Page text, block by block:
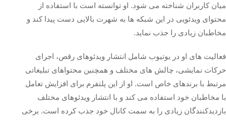
میان کاربران شناخته می‌ شود. او توانسته است با استفاده از
محتوای ویدئویی در این شبکه‌ ها به شهرت بالایی دست پیدا کند و
مخاطبان زیادی را جذب نماید.
فعالیت‌ های او در یوتیوب شامل انتشار ویدئوهای رقص، اجرای
حرکات نمایشی، چالش‌ های مختلف و همچنین محتواهای تبلیغاتی
مرتبط با برندهای خاص است. او از این پلتفرم برای افزایش تعامل
با مخاطبان خود استفاده می‌ کند و با انتشار ویدئوهای مختلف
بازدیدکنندگان زیادی را به سمت کانال خود جذب کرده است. برخی